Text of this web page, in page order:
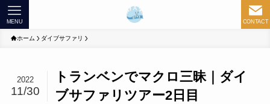
CONTACT
MENU
ホーム ダイブサファリ
トランベンでマクロ三昧｜ダイ
ブサファリツアー2日目
2022
11/30